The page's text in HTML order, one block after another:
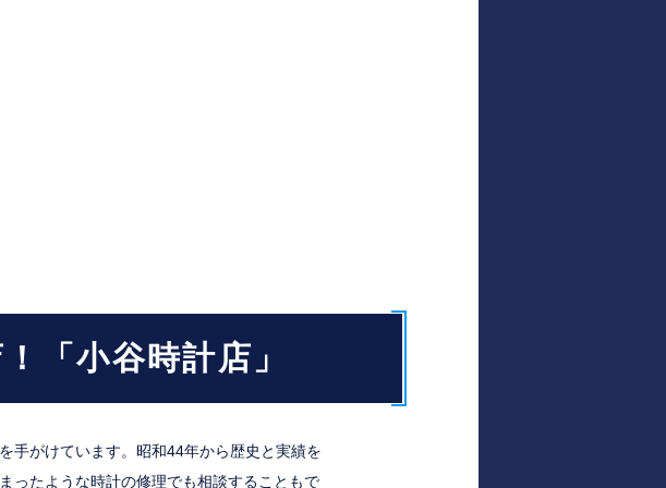
「小谷時計店」
手がけています。昭和44年から歴史と実績を
ったような時計の修理でも相談することもで